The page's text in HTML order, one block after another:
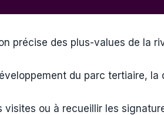
précise des plus-values de la
du parc tertiaire, la
ou à recueillir les